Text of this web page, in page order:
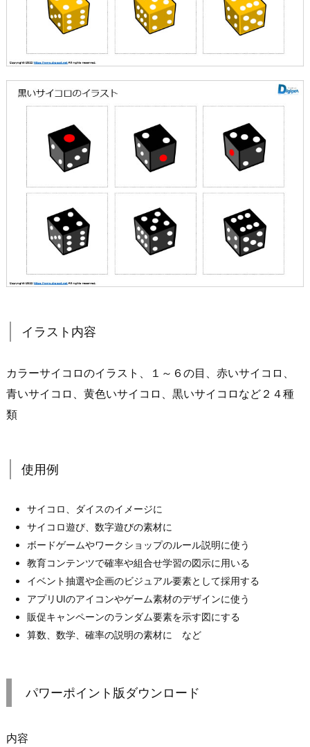
イラスト内容
カラーサイコロのイラスト、１～６の目、赤いサイコロ、
青いサイコロ、黄色いサイコロ、黒いサイコロなど２４種
類
使用例
サイコロ、ダイスのイメージに
サイコロ遊び、数字遊びの素材に
ボードゲームやワークショップのルール説明に使う
教育コンテンツで確率や組合せ学習の図示に用いる
イベント抽選や企画のビジュアル要素として採用する
アプリUIのアイコンやゲーム素材のデザインに使う
販促キャンペーンのランダム要素を示す図にする
算数、数学、確率の説明の素材に など
パワーポイント版ダウンロード
内容